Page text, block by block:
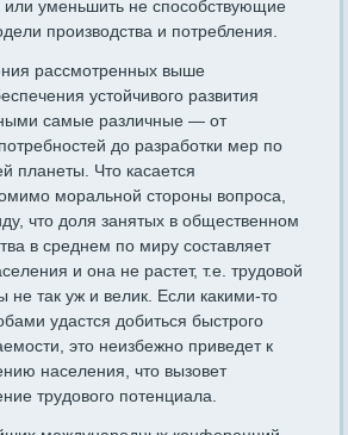
уменьшить не способствующие
производства и потребления.
рассмотренных выше
устойчивого развития
самые раз­личные — от
до разработки мер по
планеты. Что касается
моральной стороны вопроса,
что доля заня­тых в общественном
в среднем по миру со­ставляет
и она не растет, т.е. трудовой
не так уж и велик. Если какими-то
удастся добиться быстрого
это неизбежно приведет к
населения, что вызо­вет
трудового потенциала.